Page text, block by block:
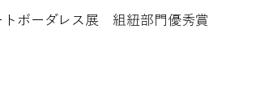
トボーダレス展 組紐部門優秀賞